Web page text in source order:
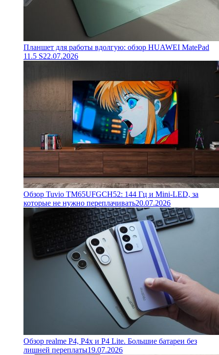
Планшет для работы вдолгую: обзор HUAWEI MatePad
11.5 S22.07.2026
Обзор Tuvio TM65UFGCH52: 144 Гц и Mini-LED, за
которые не нужно переплачивать20.07.2026
Обзор realme P4, P4x и P4 Lite. Большие батареи без
лишней переплаты19.07.2026